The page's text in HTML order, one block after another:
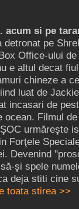
acum si pe
pe
Office-ului
e altul decat
chineze a
luat de
incasari de
Filmul
urmăreşte
Forţele
Devenind
şi spele
deja stiti cine
toata stirea >>